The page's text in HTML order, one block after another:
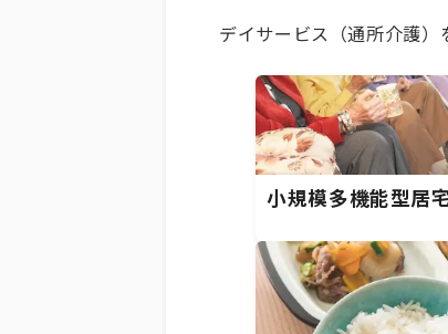
デイサービス（通所介護）
小規模多機能型居